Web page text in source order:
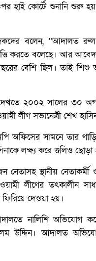
হাই কোর্টে শুনানি শুরু
বলেন, “আদালত
করতে বলেছে। আর
বেশি ছিল। তাই শিশু
দেখতে ২০০২ সালের ৩০
লীগ সভানেত্রী শেখ
অফিসের সামনে তার
লক্ষ্য করে গুলিও ছোড়া
স্থানীয় নেতাকর্মী
লীগের তৎকালীন
দেওয়া হয়।
নালিশি অভিযোগ
উদ্দিন। আদালত